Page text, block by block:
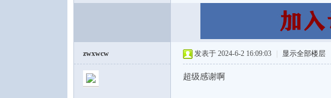
zwxwcw 发表于 2024-6-2 16:09:03 显示全部楼层
超级感谢啊